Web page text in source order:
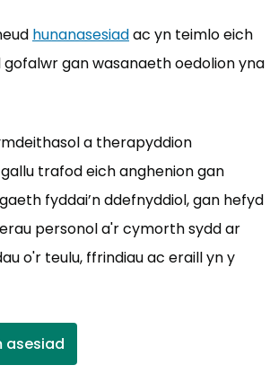
hunanasesiad(yn agor mewn
ac yn teimlo eich
gofalwr gan wasanaeth oedolion yna
a therapyddion
trafod eich anghenion gan
fyddai’n ddefnyddiol, gan hefyd
personol a'r cymorth sydd ar
o'r teulu, ffrindiau ac eraill yn y
asesiad